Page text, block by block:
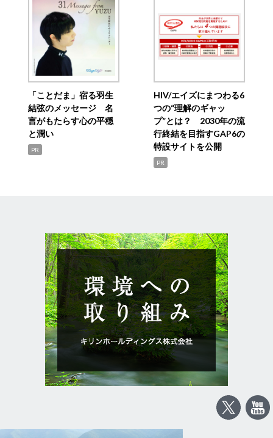
「ことだま」宿る羽生
結弦のメッセージ 名
言がもたらす心の平穏
と潤い
PR
HIV/エイズにまつわる6
つの“理解のギャッ
プ”とは？ 2030年の流
行終結を目指すGAP6の
特設サイトを公開
PR